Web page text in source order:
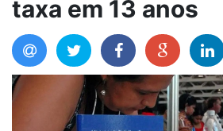
taxa em 13 anos